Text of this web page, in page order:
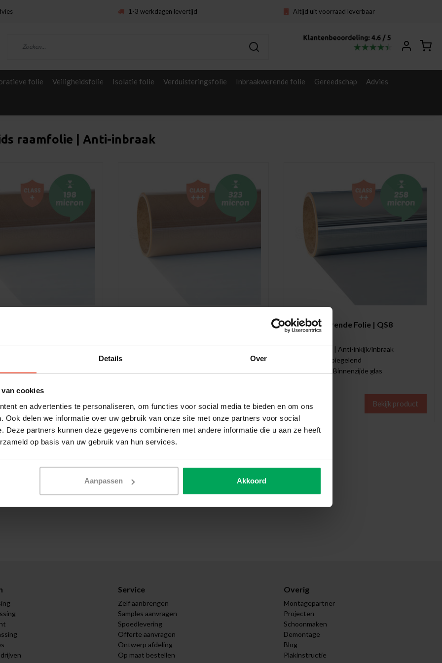
Details Over
cookies
en advertenties te personaliseren, om functies voor social media te bieden en om ons
Ook delen we informatie over uw gebruik van onze site met onze partners voor social
Deze partners kunnen deze gegevens combineren met andere informatie die u aan ze heeft
op basis van uw gebruik van hun services.
Aanpassen Akkoord
1-3 werkdagen levertijd Altijd uit voorraad leverbaar
folie Veiligheidsfolie Isolatie folie Verduisteringsfolie Inbraakwerende folie Gereedschap Advies
raamfolie | Anti-inbraak
transparant
glas
Bekijk product €43,89 Bekijk product
Inbraakwerende Folie | QS8
Klasse ++ | Anti-inkijk/inbraak
Volledig spiegelend
Montage: Binnenzijde glas
€59,00 Bekijk product
Service
Zelf aanbrengen
Samples aanvragen
Spoedlevering
Offerte aanvragen
Ontwerp afdeling
Op maat bestellen
Overig
Montagepartner
Projecten
Schoonmaken
Demontage
Blog
Plakinstructie